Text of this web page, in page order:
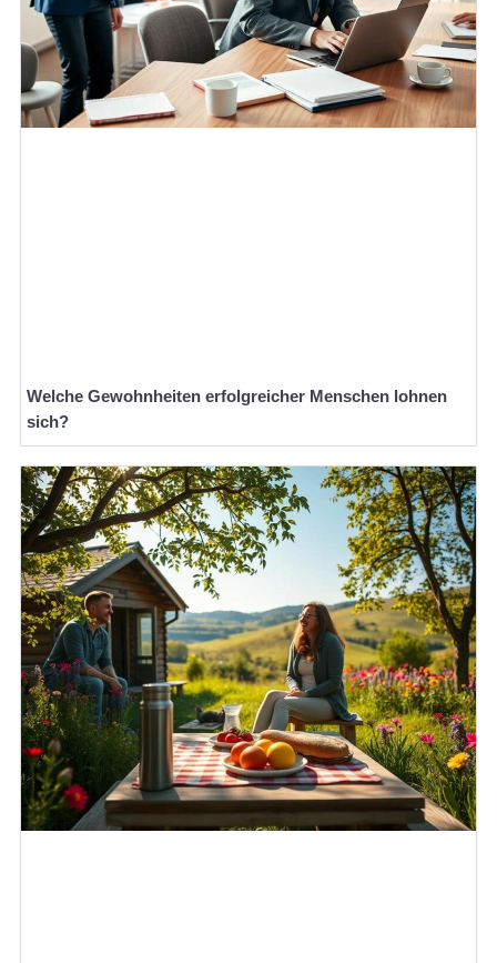
Welche Gewohnheiten erfolgreicher Menschen lohnen
sich?